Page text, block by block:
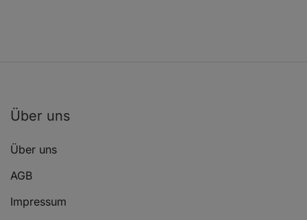
Über uns
Über uns
AGB
Impressum